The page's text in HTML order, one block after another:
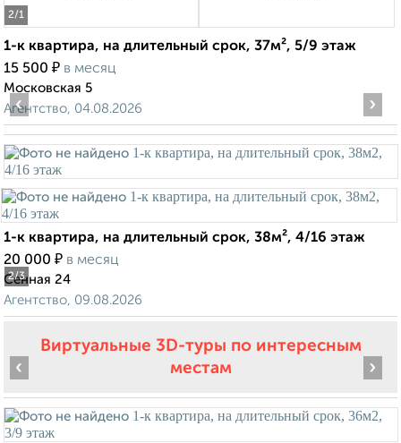
2/1
1-к квартира, на длительный срок, 37м², 5/9 этаж
15 500 ₽ в месяц
Московская 5
Агентство, 04.08.2026
2/3
‹ ›
1-к квартира, на длительный срок, 38м², 4/16 этаж
20 000 ₽ в месяц
Сенная 24
Агентство, 09.08.2026
Виртуальные 3D-туры по интересным
местам
‹ ›